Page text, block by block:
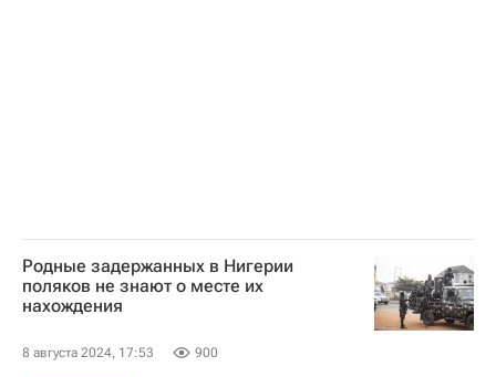
Родные задержанных в Нигерии
поляков не знают о месте их
нахождения
8 августа 2024, 17:53 900